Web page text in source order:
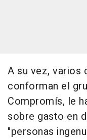
A su vez, varios
conforman el
Compromís, le
sobre gasto en
"personas